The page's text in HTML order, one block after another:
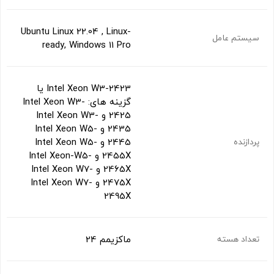
سیستم عامل
Ubuntu Linux 22.04 , Linux-
ready, Windows 11 Pro
پردازنده
Intel Xeon W3-2423 یا
گزینه های: Intel Xeon W3-
2425 و Intel Xeon W3-
2435 و Intel Xeon W5-
2445 و Intel Xeon W5-
2455X و Intel Xeon-W5-
2465X و Intel Xeon W7-
2475X و Intel Xeon W7-
2495X
تعداد هسته ماکزیمم 24